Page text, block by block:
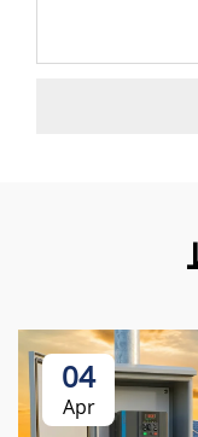
04
Apr